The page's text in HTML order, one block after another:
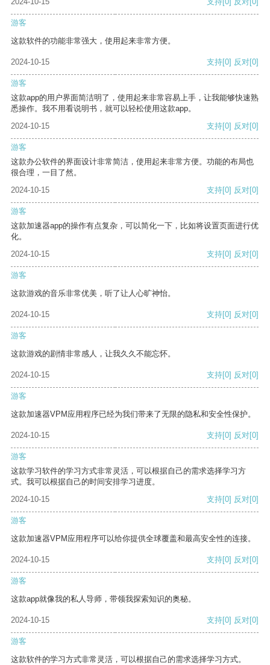
游客
这款软件的功能非常强大，使用起来非常方便。
2024-10-15 支持[0] 反对[0]
游客
这款app的用户界面简洁明了，使用起来非常容易上手，让我能够快速熟
悉操作。我不用看说明书，就可以轻松使用这款app。
2024-10-15
支持[0] 反对[0]
游客
这款办公软件的界面设计非常简洁，使用起来非常方便。功能的布局也
很合理，一目了然。
2024-10-15
支持[0] 反对[0]
游客
这款加速器app的操作有点复杂，可以简化一下，比如将设置页面进行优
化。
2024-10-15
支持[0] 反对[0]
游客
这款游戏的音乐非常优美，听了让人心旷神怡。
2024-10-15 支持[0] 反对[0]
游客
这款游戏的剧情非常感人，让我久久不能忘怀。
2024-10-15 支持[0] 反对[0]
游客
这款加速器VPM应用程序已经为我们带来了无限的隐私和安全性保护。
2024-10-15 支持[0] 反对[0]
游客
这款学习软件的学习方式非常灵活，可以根据自己的需求选择学习方
式。我可以根据自己的时间安排学习进度。
2024-10-15
支持[0] 反对[0]
游客
这款加速器VPM应用程序可以给你提供全球覆盖和最高安全性的连接。
2024-10-15 支持[0] 反对[0]
游客
这款app就像我的私人导师，带领我探索知识的奥秘。
2024-10-15 支持[0] 反对[0]
游客
这款软件的学习方式非常灵活，可以根据自己的需求选择学习方式。